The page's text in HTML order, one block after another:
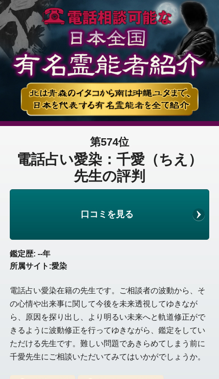
第574位
電話占い愛染：千愛（ちえ）
先生の評判
口コミを見る
鑑定歴: --年
所属サイト:愛染
電話占い愛染在籍の先生です。ご相談者の波動から、そ
の心情や出来事に関して今後を未来透視してゆきなが
ら、原因を探り出し、より明るい未来へと軌道修正がで
きるように波動修正を行ってゆきながら、鑑定をしてい
ただける先生です。難しい問題であきらめてしまう前に
千愛先生にご相談いただいてみてはいかがでしょうか。